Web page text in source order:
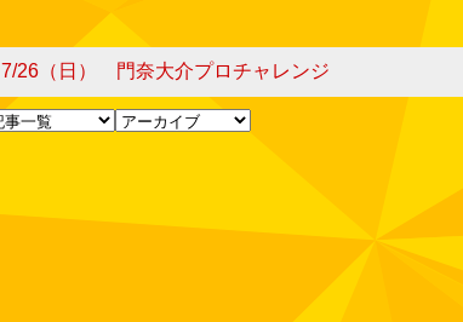
7/26（日） 門奈大介プロチャレンジ